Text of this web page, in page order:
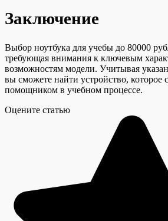
Заключение
Выбор ноутбука для учебы до 80000
требующая внимания к ключевым
возможностям модели. Учитывая
вы сможете найти устройство, которое
помощником в учебном процессе.
Оцените статью